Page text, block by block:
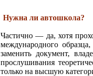
Нужна ли автошкола?
Частично — да, хотя
международного
заменить документ,
прослушивания
только на высшую